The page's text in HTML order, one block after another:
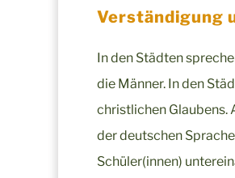
Verständigung
In den Städten
die Männer. In den
christlichen Glaubens.
der deutschen
Schüler(innen)